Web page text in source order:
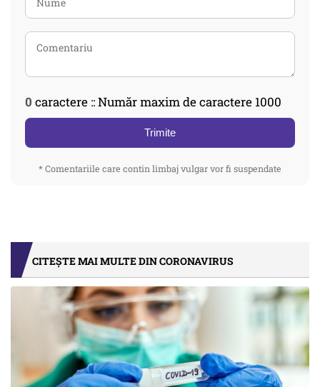
0 caractere :: Număr maxim de caractere 1000
Trimite
* Comentariile care contin limbaj vulgar vor fi suspendate
CITEȘTE MAI MULTE DIN CORONAVIRUS